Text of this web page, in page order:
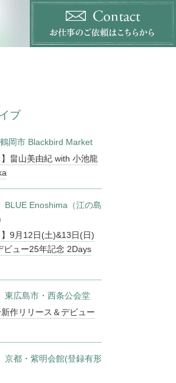
ブ
岡市 Blackbird Market
】畠山美由紀 with 小池龍
Enoshima（江の島
】9月12日(土)&13日(日)
ビュー25年記念 2Days
広島市・西条公会堂
新作リリース＆デビュー
都・紫明会館(登録有形